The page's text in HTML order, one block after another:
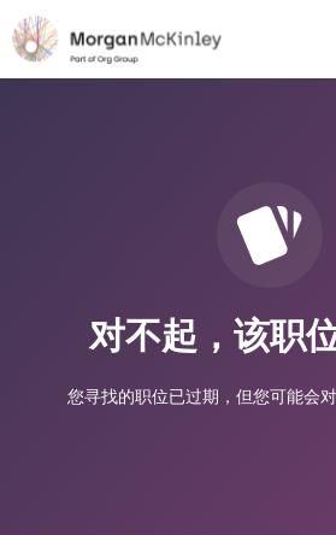
对不起，该职
您寻找的职位已过期，但您可能会